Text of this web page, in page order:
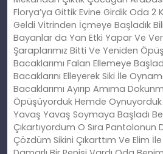
Florya’ya Gittik Evine Girdik Oda 2
Geldi Vitrinden İçmeye Başladık
Bayanlar da Yan Etki Yapar Ve
Şaraplarımız Bitti Ve Yeniden
Bacaklarımı Falan Ellemeye
Bacaklarını Elleyerek Siki İle
Bacaklarımı Ayırıp Amıma
Öpüşüyorduk Hemde
Yavaş Yavaş Soymaya Başladı
Çıkartıyordum O Sıra Pantolonun
Çözdüm Sikini Çıkarttım Ve Elim